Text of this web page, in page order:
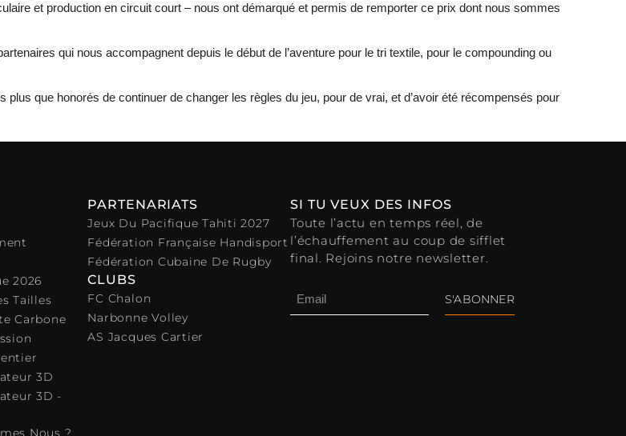
et production en circuit court – nous ont démarqué et permis de remporter ce prix dont nous sommes
qui nous accompagnent depuis le début de l’aventure pour le tri textile, pour le compounding ou
plus que honorés de continuer de changer les règles du jeu, pour de vrai, et d’avoir été récompensés pour
2026
Tailles
Carbone
3D
3D -
Nous ?
PARTENARIATS
Jeux Du Pacifique Tahiti 2027
Fédération Française Handisport
Fédération Cubaine De Rugby
CLUBS
FC Chalon
Narbonne Volley
AS Jacques Cartier
SI TU VEUX DES INFOS
Toute l’actu en temps réel, de
l’échauffement au coup de sifflet
final. Rejoins notre newsletter.
S'ABONNER